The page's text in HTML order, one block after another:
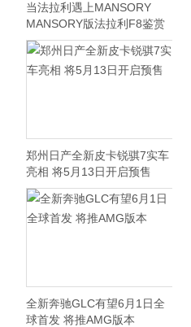
当法拉利遇上MANSORY
MANSORY版法拉利F8鉴赏
郑州日产全新皮卡锐骐7实车
亮相 将5月13日开启预售
全新奔驰GLC有望6月1日全
球首发 将推AMG版本